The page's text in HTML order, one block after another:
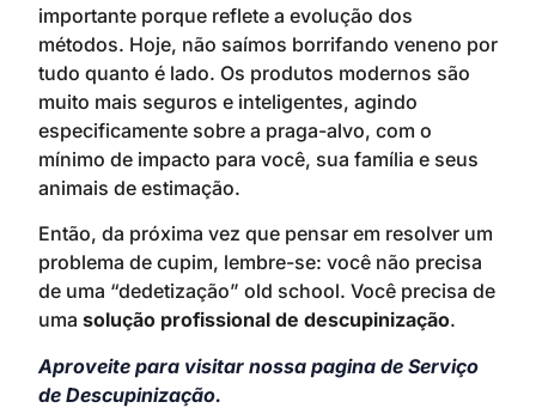
importante porque reflete a evolução dos
métodos. Hoje, não saímos borrifando veneno por
tudo quanto é lado. Os produtos modernos são
muito mais seguros e inteligentes, agindo
especificamente sobre a praga-alvo, com o
mínimo de impacto para você, sua família e seus
animais de estimação.
Então, da próxima vez que pensar em resolver um
problema de cupim, lembre-se: você não precisa
de uma “dedetização” old school. Você precisa de
uma solução profissional de descupinização.
Aproveite para visitar nossa pagina de Serviço
de Descupinização.